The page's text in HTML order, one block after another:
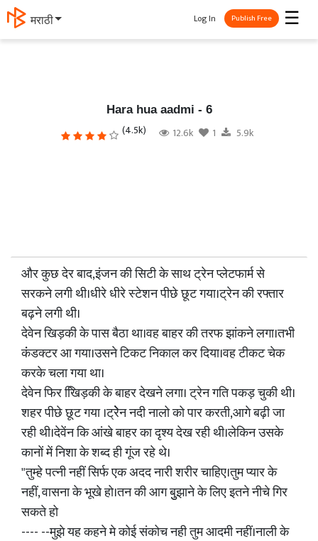
मराठी ☰
Log In Publish Free
Hara hua aadmi - 6
(4.5k) 12.6k 1 5.9k
और कुछ देर बाद,इंजन की सिटी के साथ ट्रेन प्लेटफार्म से
सरकने लगी थी।धीरे धीरे स्टेशन पीछे छूट गया।ट्रेन की रफ्तार
बढ़ने लगी थी।
देवेन खिड़की के पास बैठा था।वह बाहर की तरफ झांकने लगा।तभी
कंंडक्टर आ गया।उसने टिकट निकाल कर दिया।वह टीकट चेक
करके चला गया था।
देवेन फिर खििड़की के बाहर देखने लगा। ट्रेन गति पकड़ चुकी थी।
शहर पीछे छूट गया ।ट्रेेेन नदी नालो को पार करती,आगे बढ़ी जा
रही थी।देवेंन कि आंखे बाहर का दृश्य देख रही थी।लेकिन उसके
कानों में निशा के शब्द ही गूंज रहे थे।
"तुम्हे पत्नी नहीं सिर्फ एक अदद नारी शरीर चाहिए।तुम प्यार के
नहीं, वासना के भूखे हो।तन की आग बुुझाने के लिए इतने नीचे गिर
सकते हो
---- --मुझे यह कहने मे कोई संकोच नही तुम आदमी नहीं।नाली के